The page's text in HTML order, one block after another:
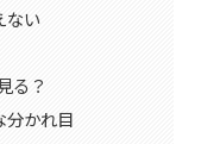
ない
る？
分かれ目